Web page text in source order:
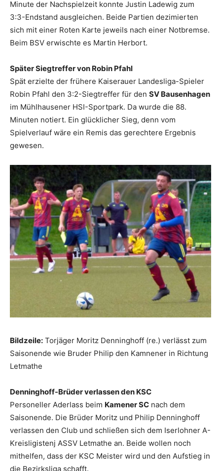
Minute der Nachspielzeit konnte Justin Ladewig zum
3:3-Endstand ausgleichen. Beide Partien dezimierten
sich mit einer Roten Karte jeweils nach einer Notbremse.
Beim BSV erwischte es Martin Herbort.
Später Siegtreffer von Robin Pfahl
Spät erzielte der frühere Kaiserauer Landesliga-Spieler
Robin Pfahl den 3:2-Siegtreffer für den SV Bausenhagen
im Mühlhausener HSI-Sportpark. Da wurde die 88.
Minuten notiert. Ein glücklicher Sieg, denn vom
Spielverlauf wäre ein Remis das gerechtere Ergebnis
gewesen.
Bildzeile: Torjäger Moritz Denninghoff (re.) verlässt zum
Saisonende wie Bruder Philip den Kamnener in Richtung
Letmathe
Denninghoff-Brüder verlassen den KSC
Personeller Aderlass beim Kamener SC nach dem
Saisonende. Die Brüder Moritz und Philip Denninghoff
verlassen den Club und schließen sich dem Iserlohner A-
Kreisligistenj ASSV Letmathe an. Beide wollen noch
mithelfen, dass der KSC Meister wird und den Aufstieg in
die Bezirksliga schafft.